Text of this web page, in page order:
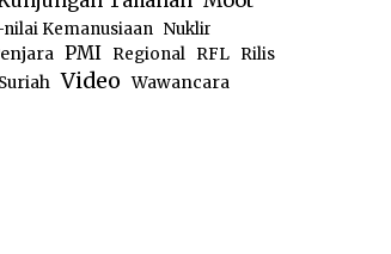
Kemanusiaan Nuklir
PMI Regional RFL
Rilis
Suriah Video Wawancara